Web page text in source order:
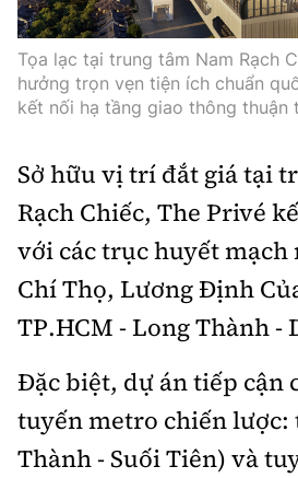
Tọa lạc tại trung tâm Nam Rạch
hưởng trọn vẹn tiện ích chuẩn
kết nối hạ tầng giao thông thuận
Sở hữu vị trí đắt giá tại
Rạch Chiếc, The Privé
với các trục huyết
Chí Thọ, Lương Định
TP.HCM - Long Thành -
Đặc biệt, dự án tiếp cận
tuyến metro chiến lược:
Thành - Suối Tiên) và